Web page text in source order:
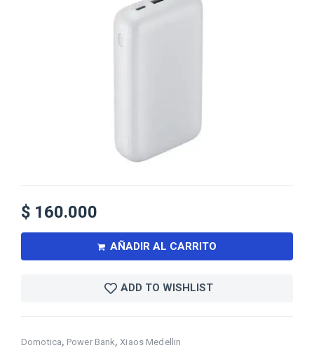
Domotica, Power Bank,Xiaos Medellin
$ 160.000
AÑADIR AL CARRITO
ADD TO WISHLIST